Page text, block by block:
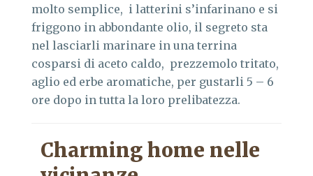
molto semplice, i latterini s’infarinano e si
friggono in abbondante olio, il segreto sta
nel lasciarli marinare in una terrina
cosparsi di aceto caldo, prezzemolo tritato,
aglio ed erbe aromatiche, per gustarli 5 – 6
ore dopo in tutta la loro prelibatezza.
Charming home nelle